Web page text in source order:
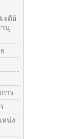
จดีย์
านุ
าร
หน่ง